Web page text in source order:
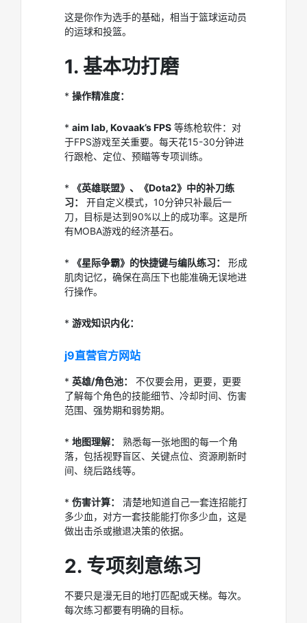
这是你作为选手的基础，相当于篮球运动员
的运球和投篮。
1. 基本功打磨
* 操作精准度：
* aim lab, Kovaak’s FPS 等练枪软件：对
于FPS游戏至关重要。每天花15-30分钟进
行跟枪、定位、预瞄等专项训练。
*
《英雄联盟》、《Dota2》中的补刀练
习：
开自定义模式，10分钟只补最后一
刀，目标是达到90%以上的成功率。这是所
有MOBA游戏的经济基石。
* 《星际争霸》的快捷键与编队练习：
形成
肌肉记忆，确保在高压下也能准确无误地进
行操作。
* 游戏知识内化：
j9直营官方网站
* 英雄/角色池：
不仅要会用，更要，更要
了解每个角色的技能细节、冷却时间、伤害
范围、强势期和弱势期。
* 地图理解：
熟悉每一张地图的每一个角
落，包括视野盲区、关键点位、资源刷新时
间、绕后路线等。
* 伤害计算：
清楚地知道自己一套连招能打
多少血，对方一套技能能打你多少血，这是
做出击杀或撤退决策的依据。
2. 专项刻意练习
不要只是漫无目的地打匹配或天梯。每次。
每次练习都要有明确的目标。